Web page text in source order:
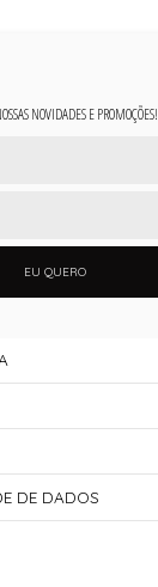
NOVIDADES E PROMOÇÕES!
EU QUERO
DE DADOS